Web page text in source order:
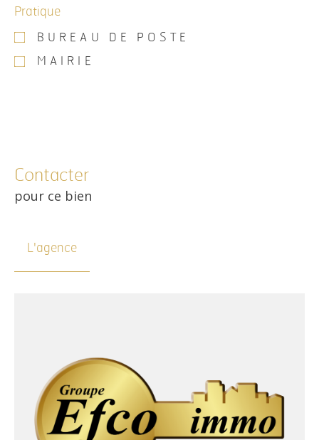
Pratique
BUREAU DE POSTE
MAIRIE
Contacter
pour ce bien
L'agence